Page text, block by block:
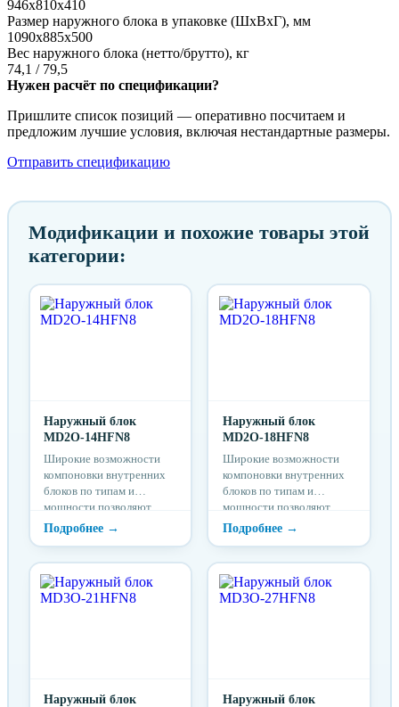
946x810x410
Размер наружного блока в упаковке (ШxВxГ), мм
1090x885x500
Вес наружного блока (нетто/брутто), кг
74,1 / 79,5
Нужен расчёт по спецификации?
Пришлите список позиций — оперативно посчитаем и
предложим лучшие условия, включая нестандартные размеры.
Отправить спецификацию
Модификации и похожие товары этой
категории:
Наружный блок
MD2O-14HFN8
Широкие возможности
компоновки внутренних
блоков по типам и
мощности позволяют
гибко и индивидуально
подходить к
конкретного помещения.
Наружный блок
MD2O-18HFN8
Широкие возможности
компоновки внутренних
блоков по типам и
мощности позволяют
гибко и индивидуально
подходить к
конкретного помещения.
Наружный блок
Наружный блок